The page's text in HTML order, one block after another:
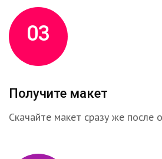
03
Получите макет
Скачайте макет сразу же после